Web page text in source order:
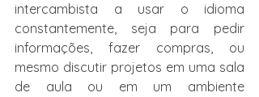
intercambista a usar o idioma
constantemente, seja para pedir
informações, fazer compras, ou
mesmo discutir projetos em uma sala
de aula ou em um ambiente